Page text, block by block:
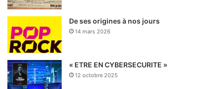
De ses origines à nos jours
14 mars 2026
« ETRE EN CYBERSECURITE »
12 octobre 2025